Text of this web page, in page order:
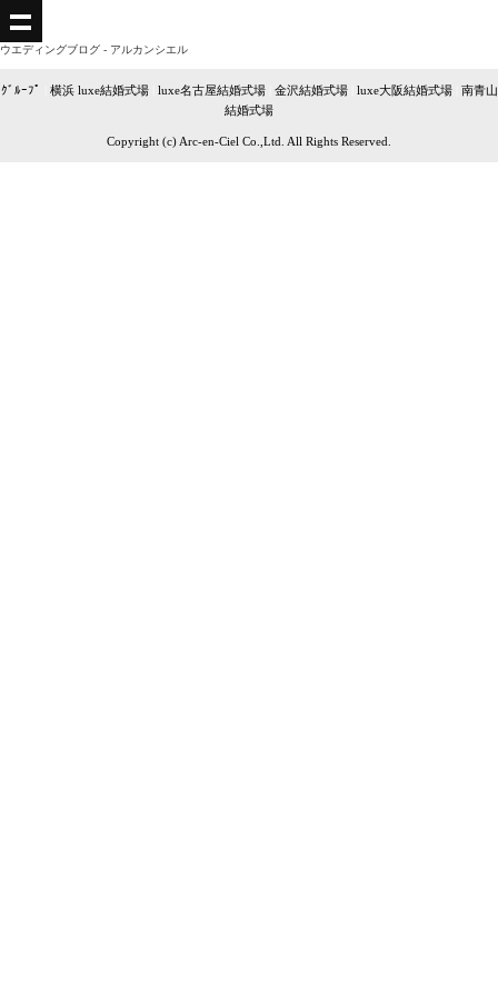
ウエディングブログ - アルカンシエル
ｸﾞﾙｰﾌﾟ 横浜 luxe結婚式場| luxe名古屋結婚式場 金沢結婚式場| luxe大阪結婚式場| 南青山
結婚式場
Copyright (c) Arc-en-Ciel Co.,Ltd. All Rights Reserved.